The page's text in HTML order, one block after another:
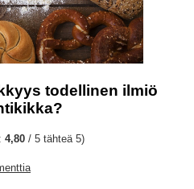
todellinen ilmiö
4,80 / 5 tähteä 5)